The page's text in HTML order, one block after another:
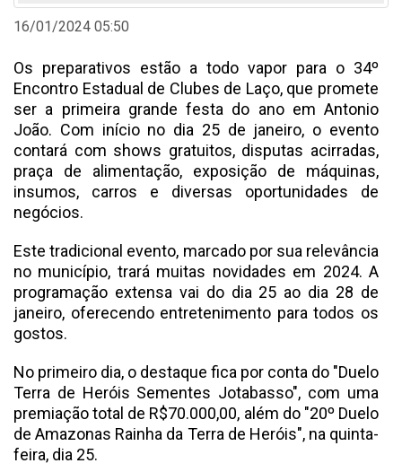
16/01/2024 05:50
Os preparativos estão a todo vapor para o 34º
Encontro Estadual de Clubes de Laço, que promete
ser a primeira grande festa do ano em Antonio
João. Com início no dia 25 de janeiro, o evento
contará com shows gratuitos, disputas acirradas,
praça de alimentação, exposição de máquinas,
insumos, carros e diversas oportunidades de
negócios.
Este tradicional evento, marcado por sua relevância
no município, trará muitas novidades em 2024. A
programação extensa vai do dia 25 ao dia 28 de
janeiro, oferecendo entretenimento para todos os
gostos.
No primeiro dia, o destaque fica por conta do "Duelo
Terra de Heróis Sementes Jotabasso", com uma
premiação total de R$70.000,00, além do "20º Duelo
de Amazonas Rainha da Terra de Heróis", na quinta-
feira, dia 25.